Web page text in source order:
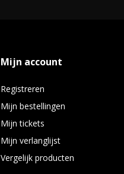
Mijn account
Registreren
Mijn bestellingen
Mijn tickets
Mijn verlanglijst
Vergelijk producten